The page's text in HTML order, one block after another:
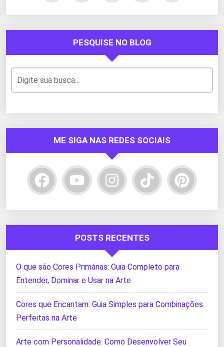
PESQUISE NO BLOG
ME SIGA NAS REDES SOCIAIS
POSTS RECENTES
O que são Cores Primárias: Guia Completo para
Entender, Dominar e Usar na Arte
Cores que Encantam: Guia Simples para Combinações
Perfeitas na Arte
Arte com Personalidade: Como Desenvolver Seu